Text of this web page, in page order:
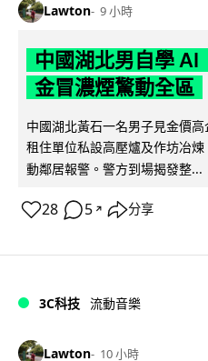
Lawton 9 小時
中國湖北男自學 AI
金冒濃煙驚動全區
中國湖北黃石一名男子見金價
租住單位私設高壓爐及作坊冶
動鄰居報警。警方到場揭發整...
28 5 ↗ 分享
3C科技 流動音樂
Lawton 10 小時